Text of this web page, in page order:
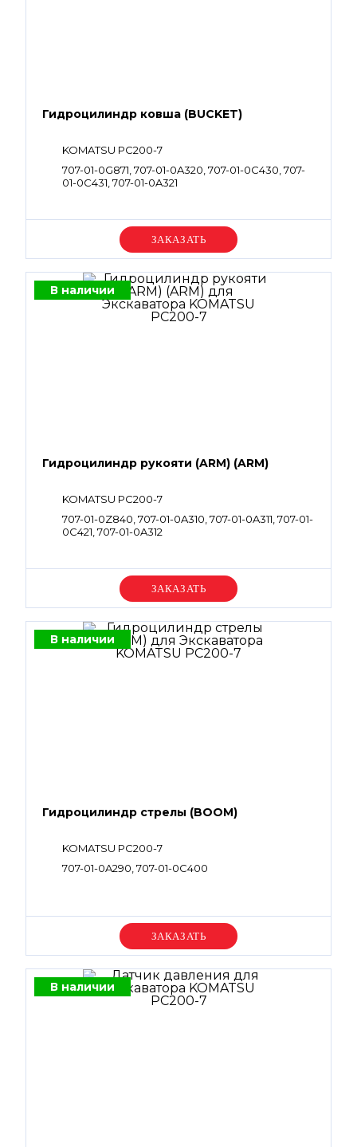
Гидроцилиндр ковша (BUCKET)
KOMATSU PC200-7
707-01-0G871, 707-01-0A320, 707-01-0C430, 707-
01-0C431, 707-01-0A321
Уточняйте цену
В наличии
Гидроцилиндр рукояти (ARM) (ARM)
KOMATSU PC200-7
707-01-0Z840, 707-01-0A310, 707-01-0A311, 707-01-
0C421, 707-01-0A312
Уточняйте цену
В наличии
Гидроцилиндр стрелы (BOOM)
KOMATSU PC200-7
707-01-0A290, 707-01-0C400
Уточняйте цену
В наличии